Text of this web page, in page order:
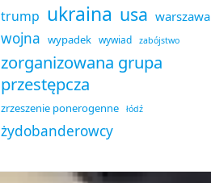
trump ukraina usa warszawa
wojna wypadek wywiad zabójstwo
zorganizowana grupa
przestępcza
zrzeszenie ponerogenne łódź
żydobanderowcy